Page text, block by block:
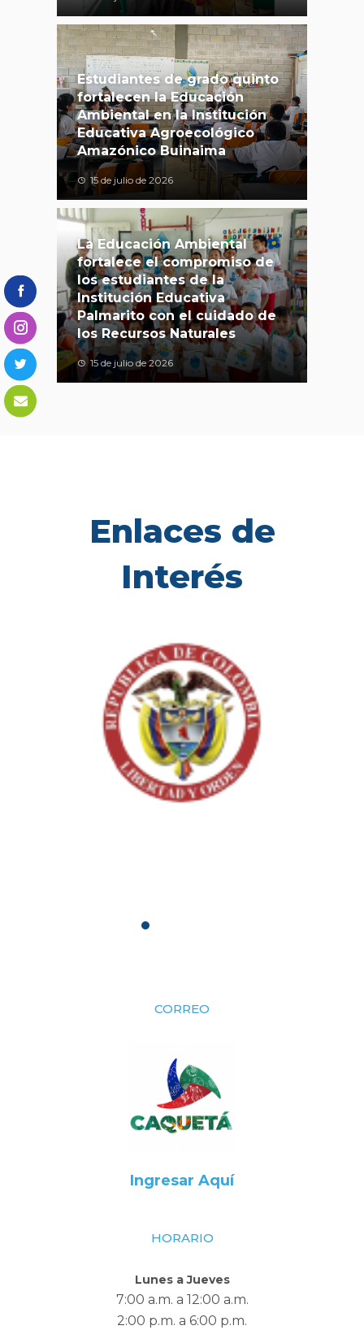
Estudiantes de grado quinto
fortalecen la Educación
Ambiental en la Institución
Educativa Agroecológico
Amazónico Buinaima
15 de julio de 2026
La Educación Ambiental
fortalece el compromiso de
los estudiantes de la
Institución Educativa
Palmarito con el cuidado de
los Recursos Naturales
15 de julio de 2026
Enlaces de
Interés
CORREO
Ingresar Aquí
HORARIO
Lunes a Jueves
7:00 a.m. a 12:00 a.m.
2:00 p.m. a 6:00 p.m.